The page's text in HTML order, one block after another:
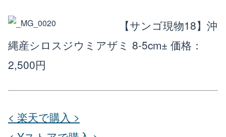
【サンゴ現物18】沖
縄産シロスジウミアザミ 8-5cm± 価格：
2,500円
< 楽天で購入 >